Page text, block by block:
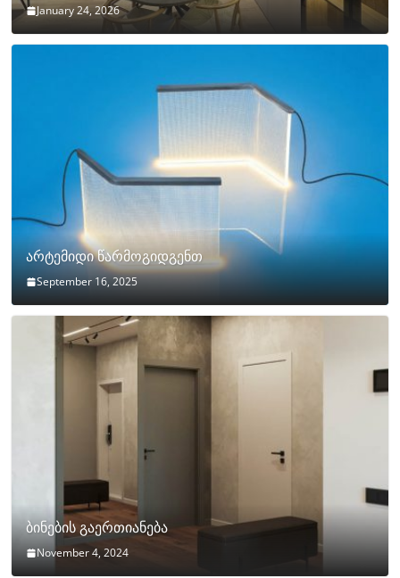
January 24, 2026
არტემიდი წარმოგიდგენთ
September 16, 2025
ბინების გაერთიანება
November 4, 2024